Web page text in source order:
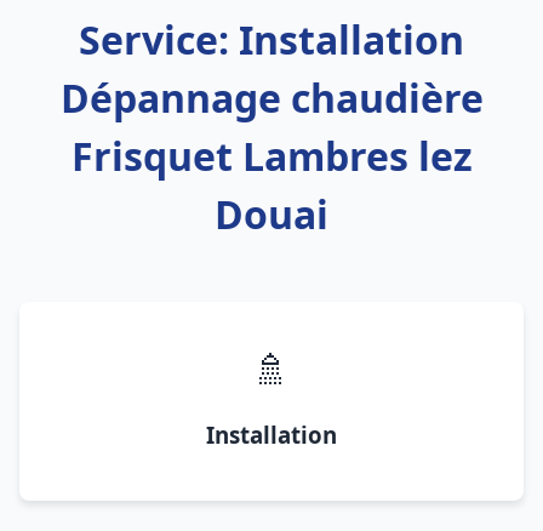
Service: Installation
Dépannage chaudière
Frisquet Lambres lez
Douai
🚿
Installation